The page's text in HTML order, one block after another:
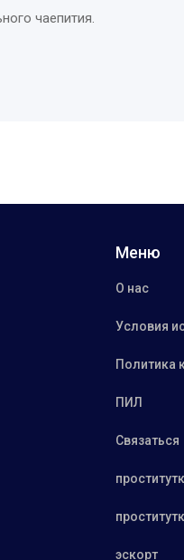
чаепития.
Меню
О нас
Условия
Политика
ПИЛ
Связаться
эскорт